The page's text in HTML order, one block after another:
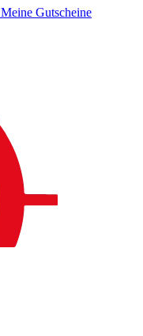
Meine Gutscheine